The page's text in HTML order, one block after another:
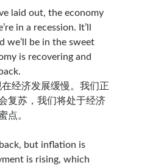
laid out, the economy
in a recession. It’ll
we’ll be in the sweet
is recovering and
经济发展缓慢。我们正
复苏，我们将处于经济
点。
but inflation is
is rising, which